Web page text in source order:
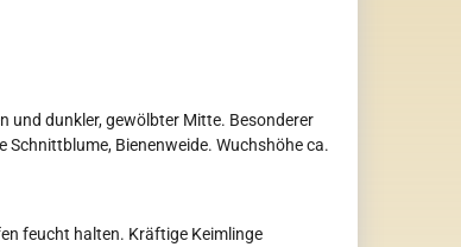
und dunkler, gewölbter Mitte. Besonderer
Bienenweide. Wuchshöhe ca.
feucht halten. Kräftige Keimlinge